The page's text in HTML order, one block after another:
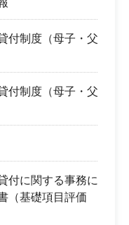
付制度（母子・父
付制度（母子・父
付に関する事務に
（基礎項目評価